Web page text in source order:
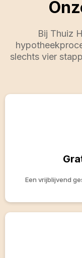
Bij Thuiz
slechts vier
Een vrijblijvend